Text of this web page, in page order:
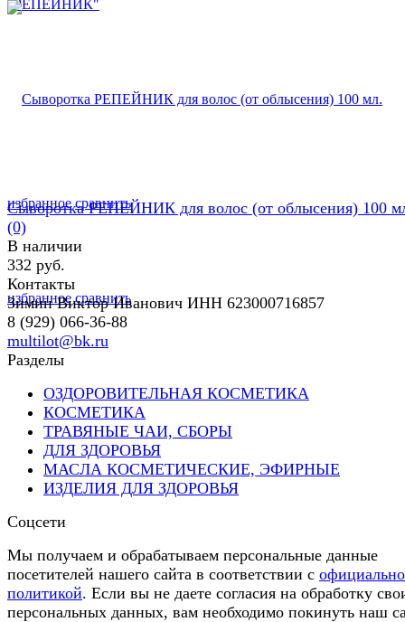
избранное сравнить
избранное сравнить
Сыворотка РЕПЕЙНИК для волос (от облысения) 100
(0)
В наличии
332 руб.
Контакты
Зимин Виктор Иванович ИНН 623000716857
8 (929) 066-36-88
multilot@bk.ru
Разделы
ОЗДОРОВИТЕЛЬНАЯ КОСМЕТИКА
КОСМЕТИКА
ТРАВЯНЫЕ ЧАИ, СБОРЫ
ДЛЯ ЗДОРОВЬЯ
МАСЛА КОСМЕТИЧЕСКИЕ, ЭФИРНЫЕ
ИЗДЕЛИЯ ДЛЯ ЗДОРОВЬЯ
Соцсети
Мы получаем и обрабатываем персональные данные
посетителей нашего сайта в соответствии с
политикой. Если вы не даете согласия на обработку
персональных данных, вам необходимо покинуть наш